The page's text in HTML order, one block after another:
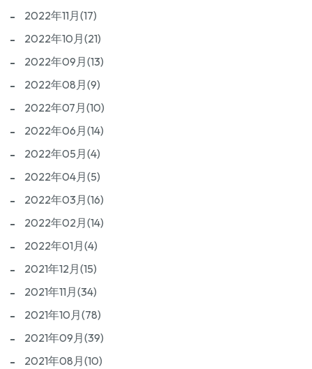
2022年11月(17)
2022年10月(21)
2022年09月(13)
2022年08月(9)
2022年07月(10)
2022年06月(14)
2022年05月(4)
2022年04月(5)
2022年03月(16)
2022年02月(14)
2022年01月(4)
2021年12月(15)
2021年11月(34)
2021年10月(78)
2021年09月(39)
2021年08月(10)